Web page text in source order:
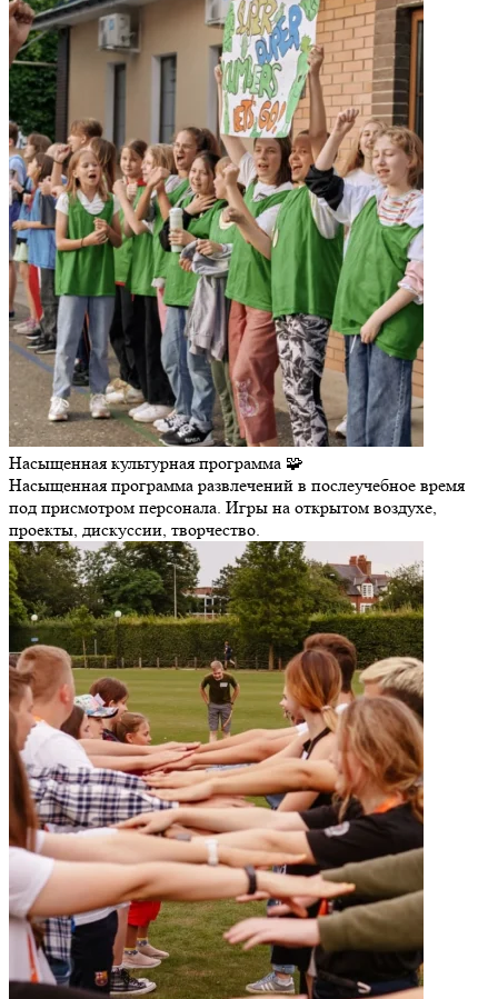
Насыщенная культурная программа 🧩
Насыщенная программа развлечений в послеучебное время
под присмотром персонала. Игры на открытом воздухе,
проекты, дискуссии, творчество.